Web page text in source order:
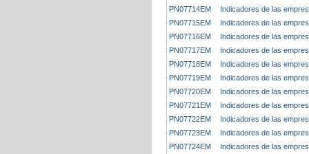
PN07714EM
Indicadores de las
PN07715EM
Indicadores de las
PN07716EM
Indicadores de las
PN07717EM
Indicadores de las
PN07718EM
Indicadores de las
PN07719EM
Indicadores de las
PN07720EM
Indicadores de las
PN07721EM
Indicadores de las
PN07722EM
Indicadores de las
PN07723EM
Indicadores de las
PN07724EM
Indicadores de las